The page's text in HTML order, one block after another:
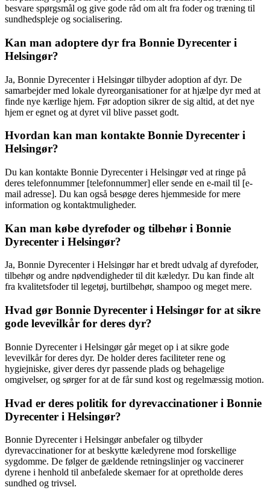
besvare spørgsmål og give gode råd om alt fra foder og træning til
sundhedspleje og socialisering.
Kan man adoptere dyr fra Bonnie Dyrecenter i
Helsingør?
Ja, Bonnie Dyrecenter i Helsingør tilbyder adoption af dyr. De
samarbejder med lokale dyreorganisationer for at hjælpe dyr med at
finde nye kærlige hjem. Før adoption sikrer de sig altid, at det nye
hjem er egnet og at dyret vil blive passet godt.
Hvordan kan man kontakte Bonnie Dyrecenter i
Helsingør?
Du kan kontakte Bonnie Dyrecenter i Helsingør ved at ringe på
deres telefonnummer [telefonnummer] eller sende en e-mail til [e-
mail adresse]. Du kan også besøge deres hjemmeside for mere
information og kontaktmuligheder.
Kan man købe dyrefoder og tilbehør i Bonnie
Dyrecenter i Helsingør?
Ja, Bonnie Dyrecenter i Helsingør har et bredt udvalg af dyrefoder,
tilbehør og andre nødvendigheder til dit kæledyr. Du kan finde alt
fra kvalitetsfoder til legetøj, burtilbehør, shampoo og meget mere.
Hvad gør Bonnie Dyrecenter i Helsingør for at sikre
gode levevilkår for deres dyr?
Bonnie Dyrecenter i Helsingør går meget op i at sikre gode
levevilkår for deres dyr. De holder deres faciliteter rene og
hygiejniske, giver deres dyr passende plads og behagelige
omgivelser, og sørger for at de får sund kost og regelmæssig motion.
Hvad er deres politik for dyrevaccinationer i Bonnie
Dyrecenter i Helsingør?
Bonnie Dyrecenter i Helsingør anbefaler og tilbyder
dyrevaccinationer for at beskytte kæledyrene mod forskellige
sygdomme. De følger de gældende retningslinjer og vaccinerer
dyrene i henhold til anbefalede skemaer for at opretholde deres
sundhed og trivsel.